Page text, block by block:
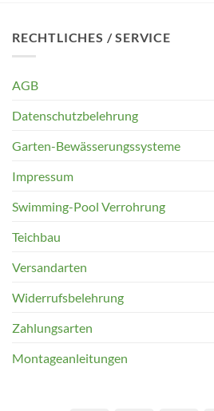
RECHTLICHES / SERVICE
AGB
Datenschutzbelehrung
Garten-Bewässerungssysteme
Impressum
Swimming-Pool Verrohrung
Teichbau
Versandarten
Widerrufsbelehrung
Zahlungsarten
Montageanleitungen